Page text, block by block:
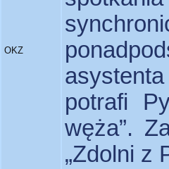
OKZ
potrafi
węża”.
„Zdolni z